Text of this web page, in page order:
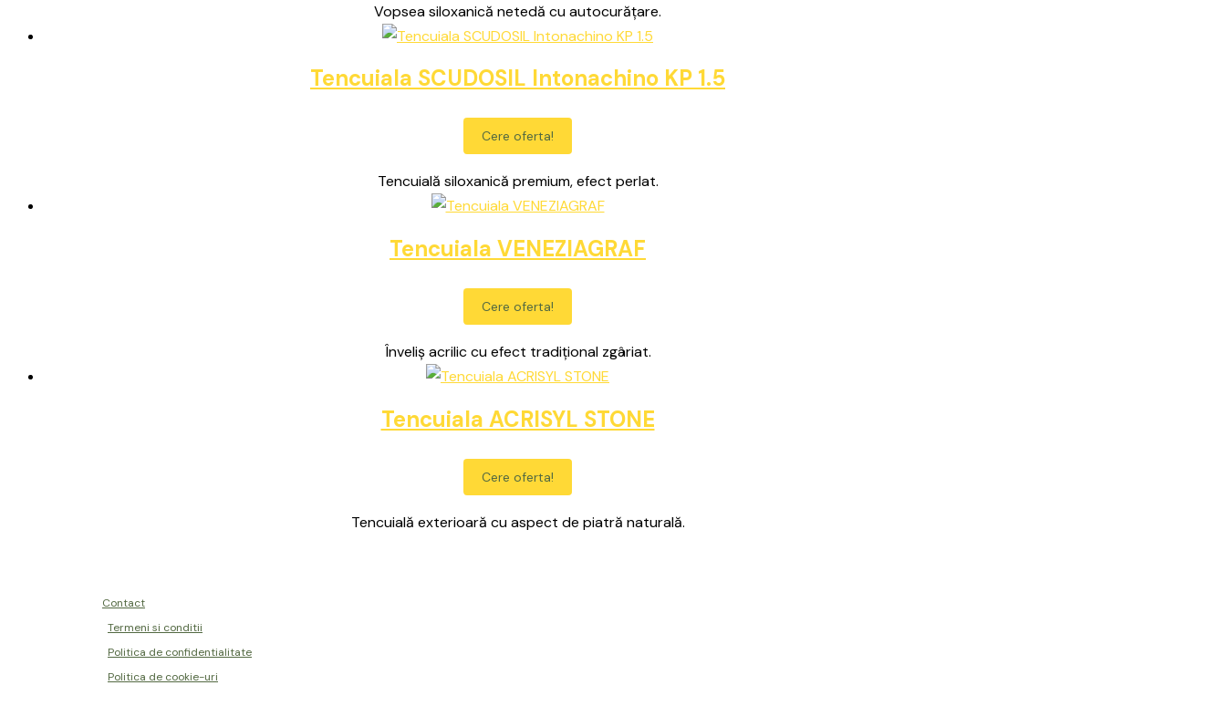
Vopsea siloxanică netedă cu autocurățare.
Tencuiala SCUDOSIL Intonachino KP 1.5
Cere oferta!
Tencuială siloxanică premium, efect perlat.
Tencuiala VENEZIAGRAF
Cere oferta!
Înveliș acrilic cu efect tradițional zgâriat.
Tencuiala ACRISYL STONE
Cere oferta!
Tencuială exterioară cu aspect de piatră naturală.
Contact
Termeni si conditii
Politica de confidentialitate
Politica de cookie-uri